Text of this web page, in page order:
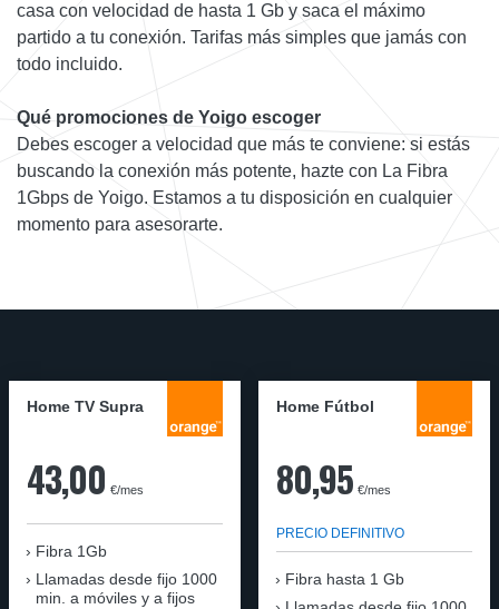
casa con velocidad de hasta 1 Gb y saca el máximo
partido a tu conexión. Tarifas más simples que jamás con
todo incluido.
Qué promociones de Yoigo escoger
Debes escoger a velocidad que más te conviene: si estás
buscando la conexión más potente, hazte con La Fibra
1Gbps de Yoigo. Estamos a tu disposición en cualquier
momento para asesorarte.
Home TV Supra
43,00 €/mes
Fibra 1Gb
Llamadas desde fijo 1000
min. a móviles y a fijos
Home Fútbol
80,95 €/mes
PRECIO DEFINITIVO
Fibra hasta 1 Gb